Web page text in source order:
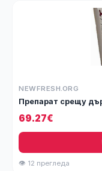
NEWFRESH.ORG
Препарат срещу
69.27€
👁 12 прегледа